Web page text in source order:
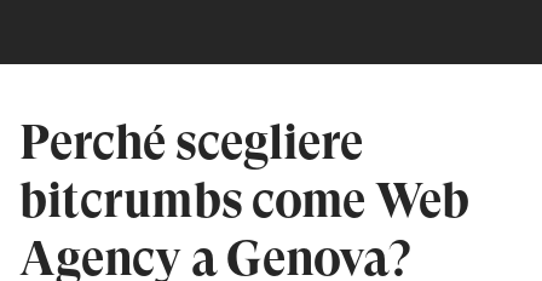
Perché scegliere
bitcrumbs come Web
Agency a Genova?